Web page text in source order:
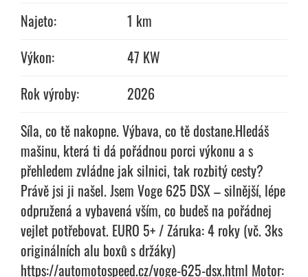
Najeto:
1 km
Výkon:
47 KW
Rok výroby:
2026
Síla, co tě nakopne. Výbava, co tě dostane.Hledáš
mašinu, která ti dá pořádnou porci výkonu a s
přehledem zvládne jak silnici, tak rozbitý cesty?
Právě jsi ji našel. Jsem Voge 625 DSX – silnější, lépe
odpružená a vybavená vším, co budeš na pořádnej
vejlet potřebovat. EURO 5+ / Záruka: 4 roky (vč. 3ks
originálních alu boxů s držáky)
https://automotospeed.cz/voge-625-dsx.html Motor: